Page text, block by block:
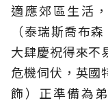
適應郊區生活
（泰瑞斯喬布
大肆慶祝得來不
危機伺伏，英國
飾）正準備為